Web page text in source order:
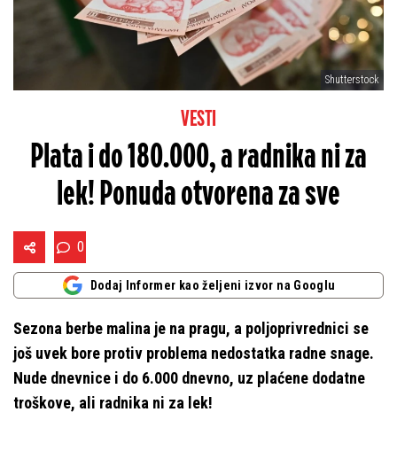
Shutterstock
VESTI
Plata i do 180.000, a radnika ni za
lek! Ponuda otvorena za sve
0
Dodaj Informer kao željeni izvor na Googlu
Sezona berbe malina je na pragu, a poljoprivrednici se
još uvek bore protiv problema nedostatka radne snage.
Nude dnevnice i do 6.000 dnevno, uz plaćene dodatne
troškove, ali radnika ni za lek!